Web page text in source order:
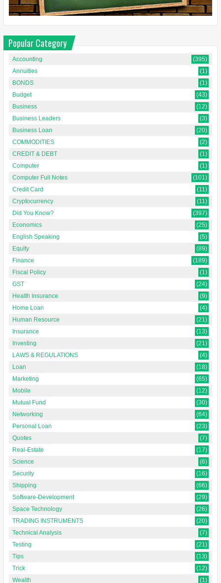
Popular Category
Accounting
(395)
Annuities
(1)
BONDS
(1)
Budget
(43)
Business
(12)
Business Leaders
(3)
Business Loan
(20)
COMMODITIES
(2)
CREDIT & DEBT
(1)
Computer
(1)
Computer Full Notes
(101)
Credit Card
(11)
Cryptocurrency
(11)
Did You Know?
(397)
Economics
(25)
English Speaking
(5)
Equity
(89)
Finance
(189)
Fiscal Policy
(1)
GST
(24)
Health Insurance
(9)
Home Loan
(4)
Human Resource
(21)
Insurance
(13)
Investing
(21)
LAWS & REGULATIONS
(4)
Loan
(18)
Marketing
(65)
Mobile
(12)
Mutual Fund
(30)
Networking
(64)
Personal Loan
(23)
Quotes
(7)
Real-Estate
(17)
Science
(6)
Security
(16)
Shipping
(66)
Software-Development
(29)
Space Technology
(26)
TRADING INSTRUMENTS
(20)
Technical Analysis
(7)
Testing
(21)
Tips
(13)
Trick
(12)
Wealth
(1)